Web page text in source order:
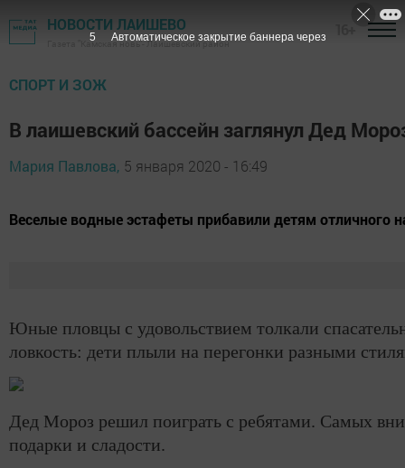
НОВОСТИ ЛАИШЕВО
Газета "Камская новь"- Лаишевский район
СПОРТ И ЗОЖ
В лаишевский бассейн заглянул Дед
Мария Павлова, 5 января 2020 - 16:49
Веселые водные эстафеты прибавили детям отличного
Юные пловцы с удовольствием толкали
ловкость: дети плыли на перегонки разными
Дед Мороз решил поиграть с ребятами. Самых
подарки и сладости.
4 Автоматическое закрытие баннера через